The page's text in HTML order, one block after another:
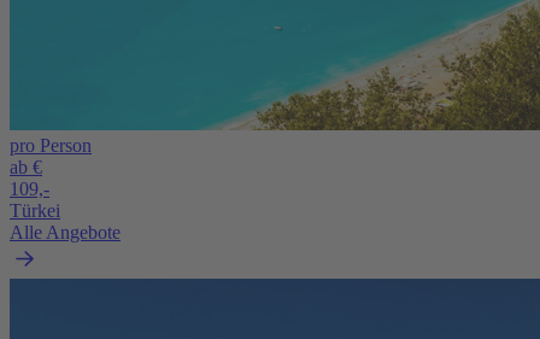
pro Person
ab €
109,-
Türkei
Alle Angebote